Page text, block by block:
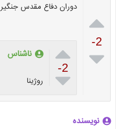

-2

دوران دفاع مقدس جنگیر

-2

ناشناس
روژینا
نویسنده